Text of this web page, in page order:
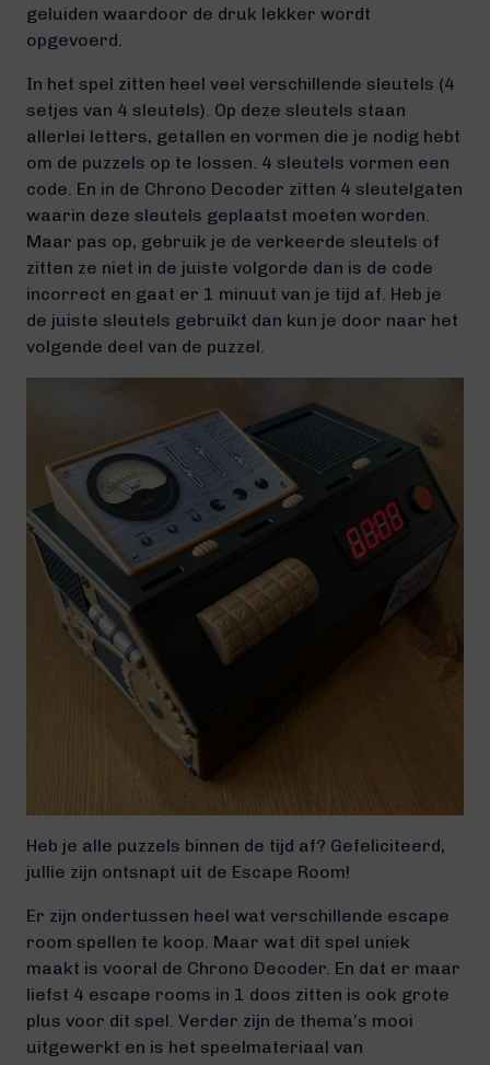
geluiden waardoor de druk lekker wordt
opgevoerd.
In het spel zitten heel veel verschillende sleutels (4
setjes van 4 sleutels). Op deze sleutels staan
allerlei letters, getallen en vormen die je nodig hebt
om de puzzels op te lossen. 4 sleutels vormen een
code. En in de Chrono Decoder zitten 4 sleutelgaten
waarin deze sleutels geplaatst moeten worden.
Maar pas op, gebruik je de verkeerde sleutels of
zitten ze niet in de juiste volgorde dan is de code
incorrect en gaat er 1 minuut van je tijd af. Heb je
de juiste sleutels gebruikt dan kun je door naar het
volgende deel van de puzzel.
Heb je alle puzzels binnen de tijd af? Gefeliciteerd,
jullie zijn ontsnapt uit de Escape Room!
Er zijn ondertussen heel wat verschillende escape
room spellen te koop. Maar wat dit spel uniek
maakt is vooral de Chrono Decoder. En dat er maar
liefst 4 escape rooms in 1 doos zitten is ook grote
plus voor dit spel. Verder zijn de thema’s mooi
uitgewerkt en is het speelmateriaal van